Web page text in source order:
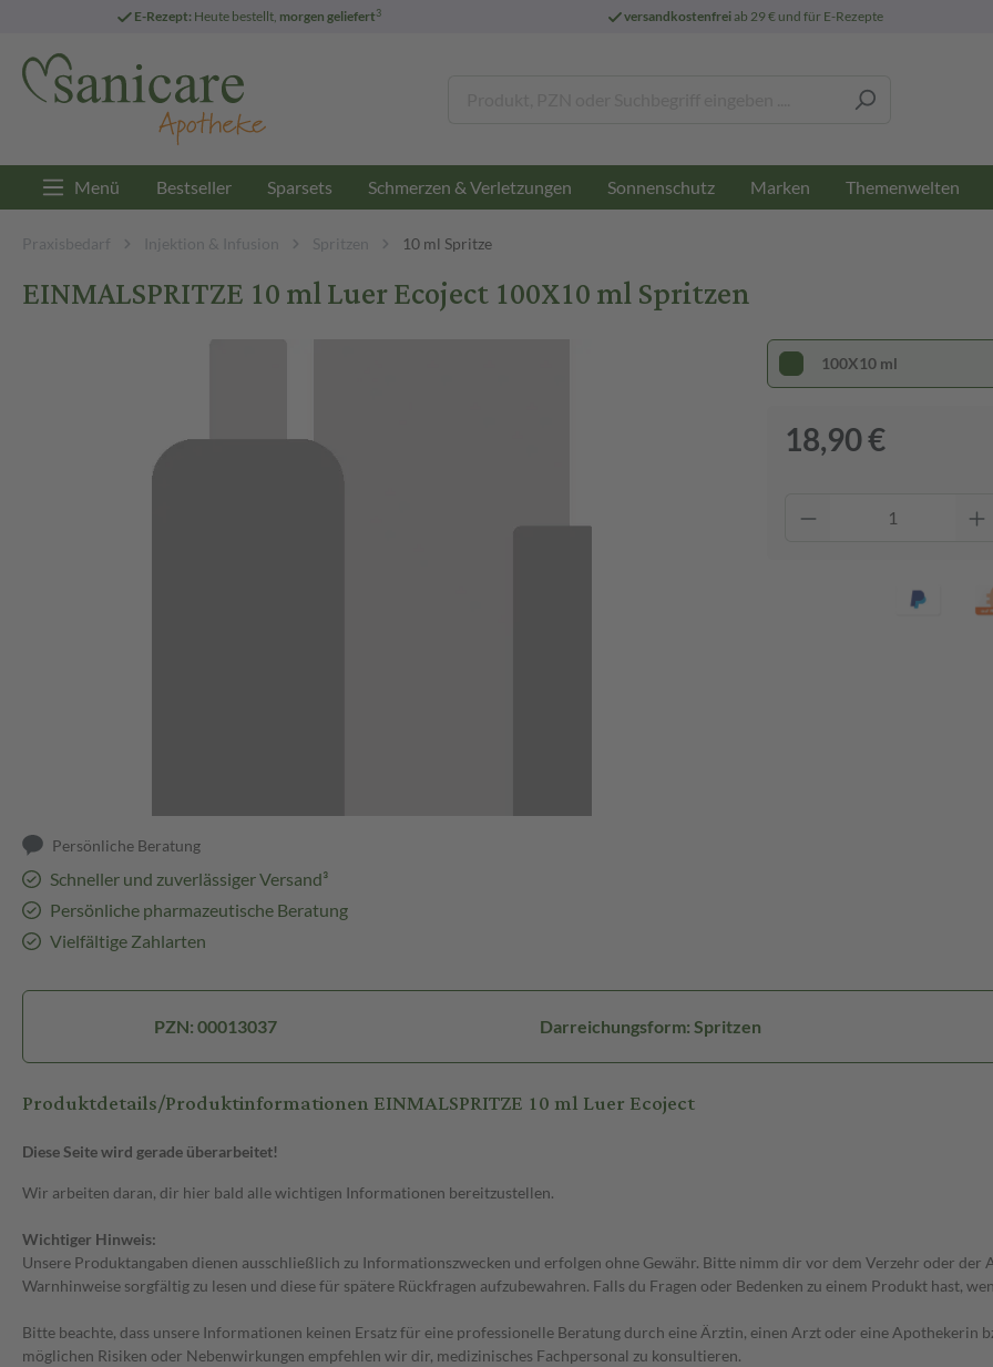
E-Rezept: Heute bestellt, morgen geliefert3 versandkostenfreiab 29 € und für E-Rezepte
Menü Bestseller Sparsets Schmerzen & Verletzungen Sonnenschutz Marken Themenwelten
Praxisbedarf Injektion & Infusion Spritzen 10 ml Spritze
EINMALSPRITZE 10 ml Luer Ecoject 100X10 ml Spritzen
Persönliche Beratung
Schneller und zuverlässiger Versand³
Persönliche pharmazeutische Beratung
Vielfältige Zahlarten
100X10 ml
18,90 €
PZN: 00013037 Darreichungsform: Spritzen
Produktdetails/Produktinformationen EINMALSPRITZE 10 ml Luer Ecoject
Diese Seite wird gerade überarbeitet!
Wir arbeiten daran, dir hier bald alle wichtigen Informationen bereitzustellen.
Wichtiger Hinweis:
Unsere Produktangaben dienen ausschließlich zu Informationszwecken und erfolgen ohne Gewähr. Bitte nimm dir vor dem Verzehr oder
Warnhinweise sorgfältig zu lesen und diese für spätere Rückfragen aufzubewahren. Falls du Fragen oder Bedenken zu einem Produkt hast,
Bitte beachte, dass unsere Informationen keinen Ersatz für eine professionelle Beratung durch eine Ärztin, einen Arzt oder eine Apothekerin
möglichen Risiken oder Nebenwirkungen empfehlen wir dir, medizinisches Fachpersonal zu konsultieren.